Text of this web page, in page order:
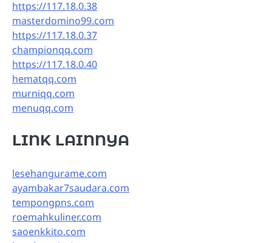
https://117.18.0.38
masterdomino99.com
https://117.18.0.37
championqq.com
https://117.18.0.40
hematqq.com
murniqq.com
menuqq.com
LINK LAINNYA
lesehangurame.com
ayambakar7saudara.com
tempongpns.com
roemahkuliner.com
saoenkkito.com